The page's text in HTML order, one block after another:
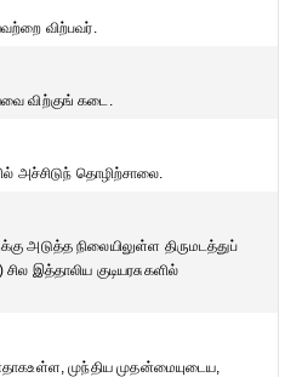
விற்பவர்.
விற்குங் கடை.
அச்சிடுந் தொழிற்சாலை.
அடுத்த நிலையிலுள்ள திருமடத்துப்
இத்தாலிய குடியரசுகளில்
முந்திய முதன்மையுடைய,